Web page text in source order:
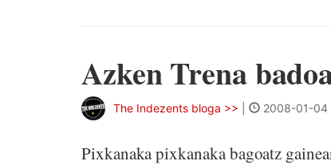
Azken Trena
The Indezents bloga >> 2008-01-04
Pixkanaka pixkanaka bagoatz